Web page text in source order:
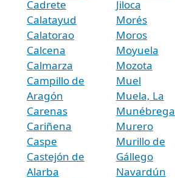
Cadrete
Calatayud
Calatorao
Calcena
Calmarza
Campillo de
Aragón
Carenas
Cariñena
Caspe
Castejón de
Alarba
Jiloca
Morés
Moros
Moyuela
Mozota
Muel
Muela, La
Munébrega
Murero
Murillo de
Gállego
Navardún